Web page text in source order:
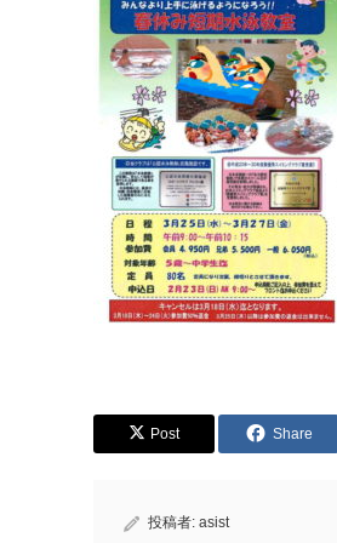
Post Share
投稿者: asist